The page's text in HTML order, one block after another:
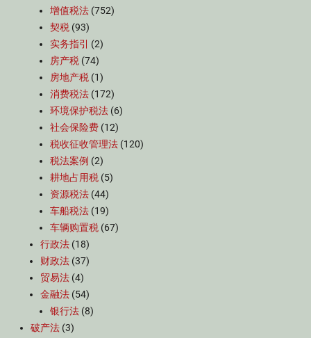
增值税法 (752)
契税 (93)
实务指引
(2)
房产税 (74)
房地产税 (1)
消费税法 (172)
环境保护税法 (6)
社会保险费 (12)
税收征收管理法 (120)
税法案例 (2)
耕地占用税 (5)
资源税法 (44)
车船税法 (19)
车辆购置税 (67)
行政法 (18)
财政法 (37)
贸易法 (4)
金融法 (54)
银行法 (8)
破产法 (3)